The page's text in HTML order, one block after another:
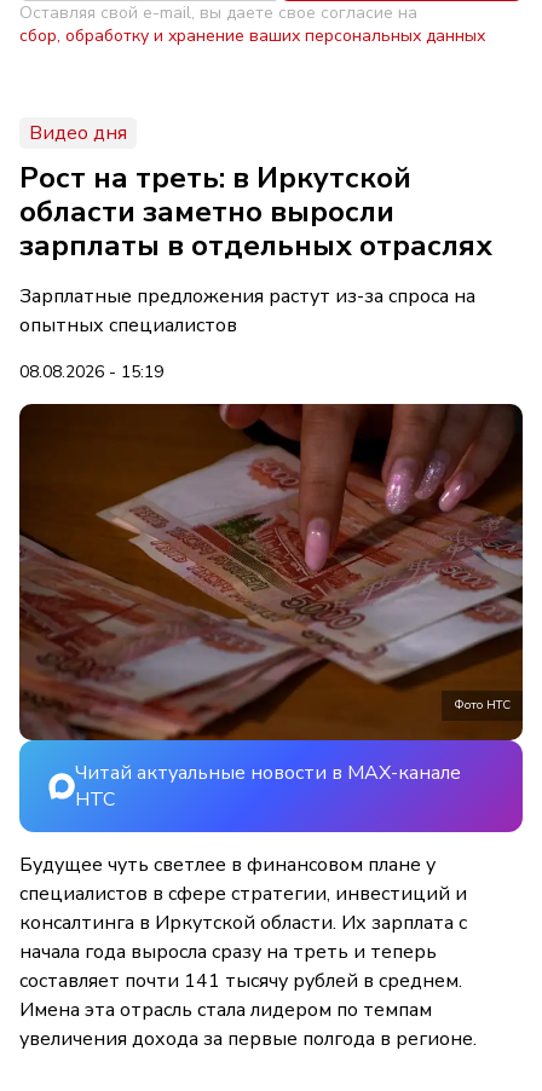
Оставляя свой e-mail, вы даете свое согласие на
сбор, обработку и хранение ваших персональных данных
Видео дня
Рост на треть: в Иркутской
области заметно выросли
зарплаты в отдельных отраслях
Зарплатные предложения растут из-за спроса на
опытных специалистов
08.08.2026 - 15:19
Фото НТС
Читай актуальные новости в MAX-канале
НТС
Будущее чуть светлее в финансовом плане у
специалистов в сфере стратегии, инвестиций и
консалтинга в Иркутской области. Их зарплата с
начала года выросла сразу на треть и теперь
составляет почти 141 тысячу рублей в среднем.
Имена эта отрасль стала лидером по темпам
увеличения дохода за первые полгода в регионе.